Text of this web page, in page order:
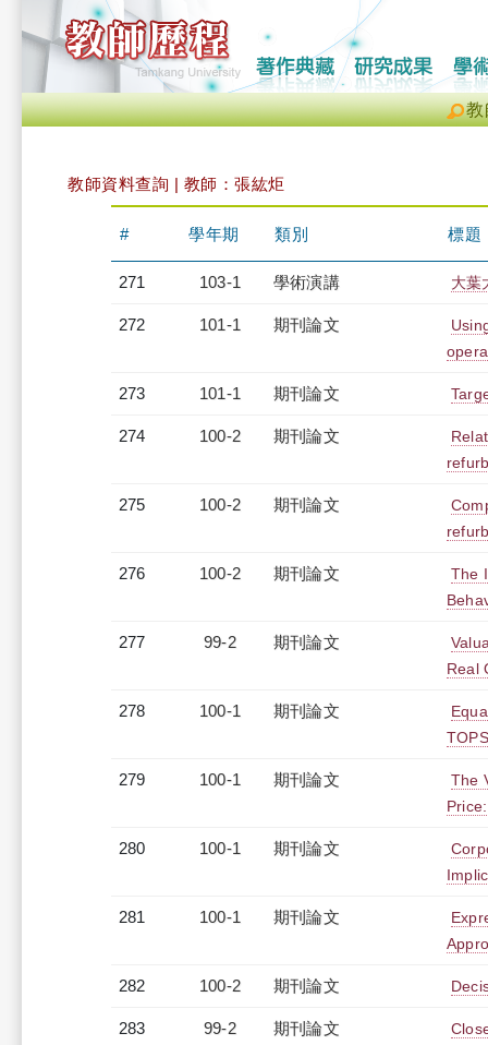
教
教師資料查詢 | 教師：張紘炬
# 學年期 類別 標題
271 103-1 學術演講 大葉
272 101-1 期刊論文
273 101-1 期刊論文
274 100-2 期刊論文
275 100-2 期刊論文
276 100-2 期刊論文
The
277 99-2 期刊論文
Real
278 100-1 期刊論文
279 100-1 期刊論文
The
280 100-1 期刊論文
281 100-1 期刊論文
282 100-2 期刊論文
283 99-2 期刊論文